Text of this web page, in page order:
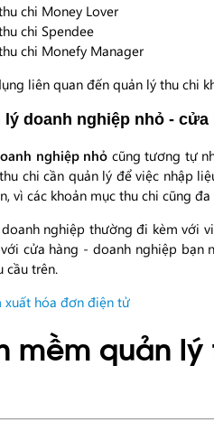
chi Money Lover
chi Spendee
chi Monefy Manager
liên quan đến quản lý thu chi
doanh nghiệp nhỏ - cửa
nghiệp nhỏ cũng tương tự
chi cần quản lý để việc nhập
vì các khoản mục thu chi cũng
nghiệp thường đi kèm với
cửa hàng - doanh nghiệp
cầu trên.
xuất hóa đơn điện tử
mềm quản